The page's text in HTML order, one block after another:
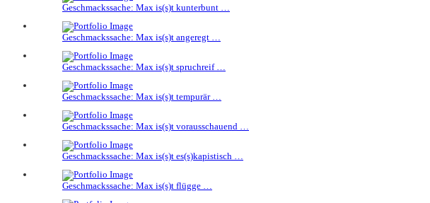
Geschmackssache: Max is(s)t kunterbunt …
Geschmackssache: Max is(s)t angeregt …
Geschmackssache: Max is(s)t spruchreif …
Geschmackssache: Max is(s)t tempurär …
Geschmackssache: Max is(s)t vorausschauend …
Geschmackssache: Max is(s)t es(s)kapistisch …
Geschmackssache: Max is(s)t flügge …